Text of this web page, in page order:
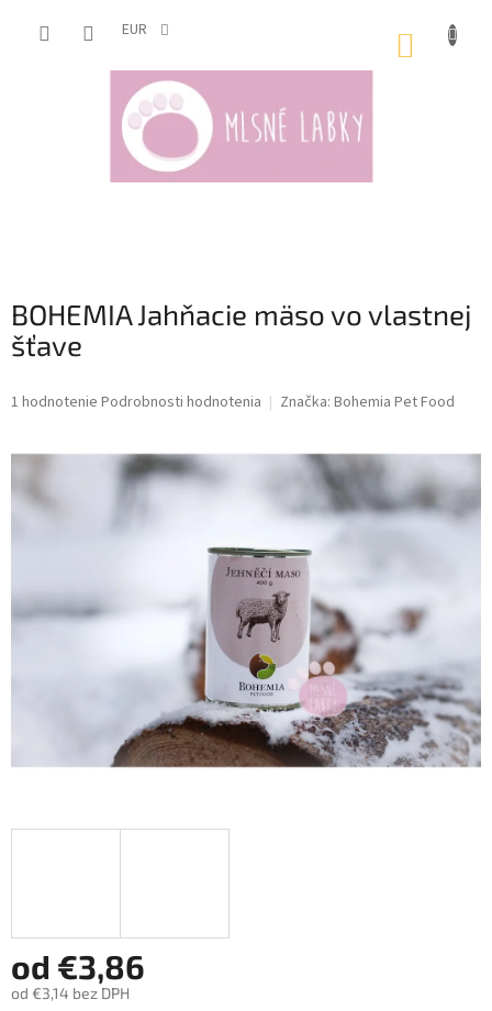
EUR
BOHEMIA Jahňacie mäso vo vlastnej
šťave
Priemerné
1 hodnotenie Podrobnosti hodnotenia Značka: Bohemia Pet Food
od €3,86
od €3,14 bez DPH